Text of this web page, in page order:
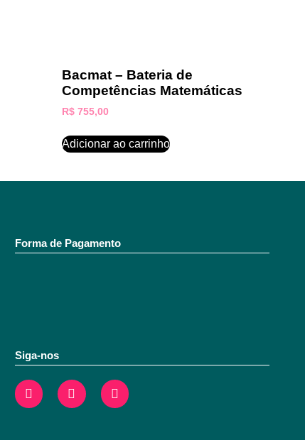
Bacmat – Bateria de
Competências Matemáticas
R$ 755,00
Adicionar ao carrinho
Forma de Pagamento
Siga-nos